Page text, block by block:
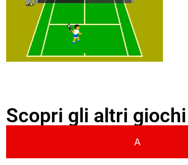
Scopri gli altri giochi
A